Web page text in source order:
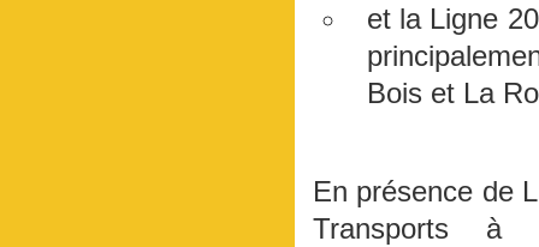
et la Ligne
Bois et La
En présence de
Transports à